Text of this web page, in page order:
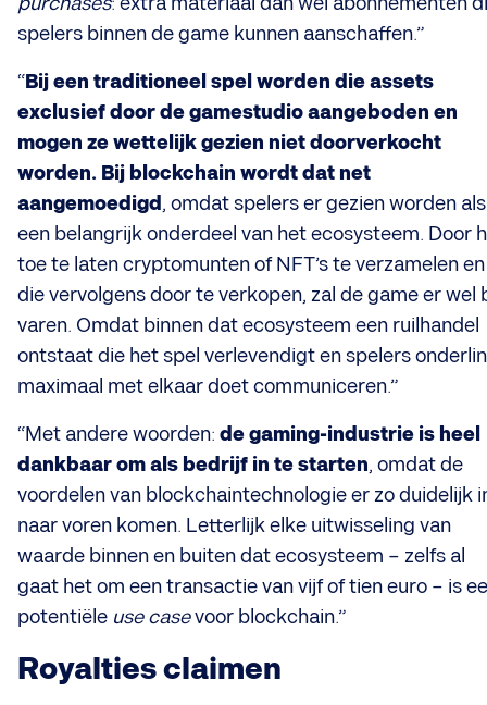
spelers binnen de game kunnen aanschaffen.”
“Bij een traditioneel spel worden die assets
exclusief door de gamestudio aangeboden en
mogen ze wettelijk gezien niet doorverkocht
worden. Bij blockchain wordt dat net
aangemoedigd , omdat spelers er gezien worden als
een belangrijk onderdeel van het ecosysteem. Door
toe te laten cryptomunten of NFT’s te verzamelen en
die vervolgens door te verkopen, zal de game er wel
varen. Omdat binnen dat ecosysteem een ruilhandel
ontstaat die het spel verlevendigt en spelers
maximaal met elkaar doet communiceren.”
“Met andere woorden: de gaming-industrie is heel
dankbaar om als bedrijf in te starten, omdat de
voordelen van blockchaintechnologie er zo duidelijk
naar voren komen. Letterlijk elke uitwisseling van
waarde binnen en buiten dat ecosysteem – zelfs al
gaat het om een transactie van vijf of tien euro – is
potentiële use casevoor blockchain.”
Royalties claimen